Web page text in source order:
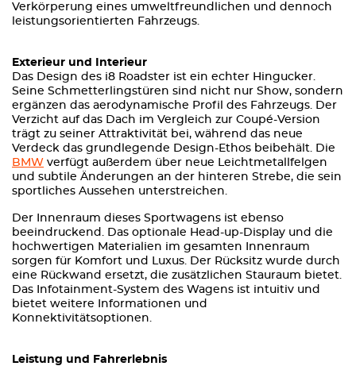
Verkörperung eines umweltfreundlichen und dennoch
leistungsorientierten Fahrzeugs.
Exterieur und Interieur
Das Design des i8 Roadster ist ein echter Hingucker.
Seine Schmetterlingstüren sind nicht nur Show, sondern
ergänzen das aerodynamische Profil des Fahrzeugs. Der
Verzicht auf das Dach im Vergleich zur Coupé-Version
trägt zu seiner Attraktivität bei, während das neue
Verdeck das grundlegende Design-Ethos beibehält. Die
BMW verfügt außerdem über neue Leichtmetallfelgen
und subtile Änderungen an der hinteren Strebe, die sein
sportliches Aussehen unterstreichen.
Der Innenraum dieses Sportwagens ist ebenso
beeindruckend. Das optionale Head-up-Display und die
hochwertigen Materialien im gesamten Innenraum
sorgen für Komfort und Luxus. Der Rücksitz wurde durch
eine Rückwand ersetzt, die zusätzlichen Stauraum bietet.
Das Infotainment-System des Wagens ist intuitiv und
bietet weitere Informationen und
Konnektivitätsoptionen.
Leistung und Fahrerlebnis